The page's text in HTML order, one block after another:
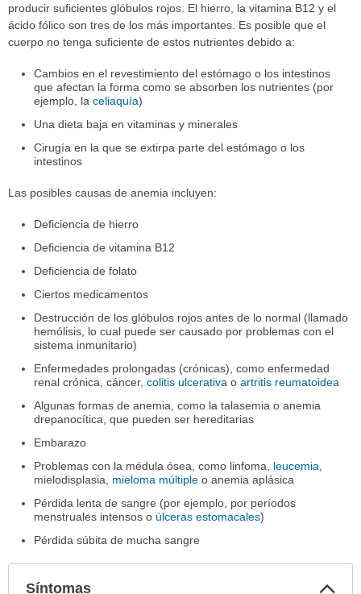
producir suficientes glóbulos rojos. El hierro, la vitamina B12 y el
ácido fólico son tres de los más importantes. Es posible que el
cuerpo no tenga suficiente de estos nutrientes debido a:
Cambios en el revestimiento del estómago o los intestinos
que afectan la forma como se absorben los nutrientes (por
ejemplo, laceliaquía)
Una dieta baja en vitaminas y minerales
Cirugía en la que se extirpa parte del estómago o los
intestinos
Las posibles causas de anemia incluyen:
Deficiencia de hierro
Deficiencia de vitamina B12
Deficiencia de folato
Ciertos medicamentos
Destrucción de los glóbulos rojos antes de lo normal (llamado
hemólisis, lo cual puede ser causado por problemas con el
sistema inmunitario)
Enfermedades prolongadas (crónicas), como enfermedad
renal crónica, cáncer,colitis ulcerativa oartritis reumatoidea
Algunas formas de anemia, como la talasemia o anemia
drepanocítica, que pueden ser hereditarias
Embarazo
Problemas con la médula ósea, como linfoma, leucemia
mielodisplasia, mieloma múltiple o anemia aplásica
Pérdida lenta de sangre (por ejemplo, por períodos
menstruales intensos o úlceras estomacales)
Pérdida súbita de mucha sangre
Síntomas